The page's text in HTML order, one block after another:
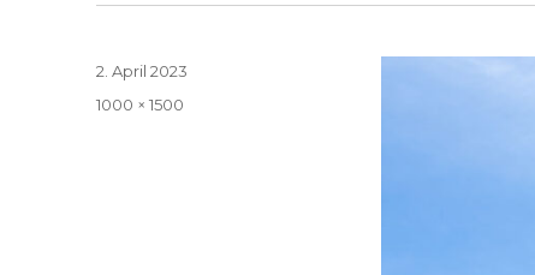
Veröffentlicht
2. April 2023
Volle
1000 × 1500